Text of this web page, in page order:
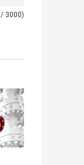
/ 3000)